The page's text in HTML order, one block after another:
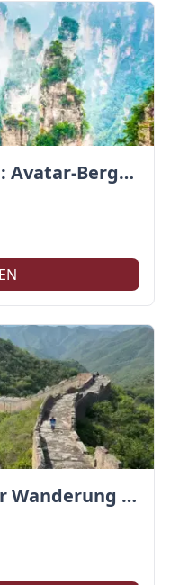
Zhangjiajie entdecken: Avatar-Berge & Altstadt von Fenghuang
Maria erzählt von ihrer Wanderung auf der Großen Mauer